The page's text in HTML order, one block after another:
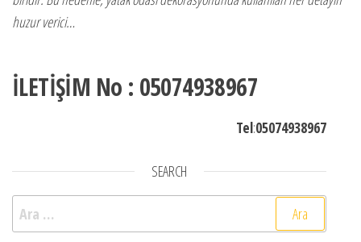
huzur verici…
İLETİŞİM No : 05074938967
Tel:05074938967
SEARCH
Arama: